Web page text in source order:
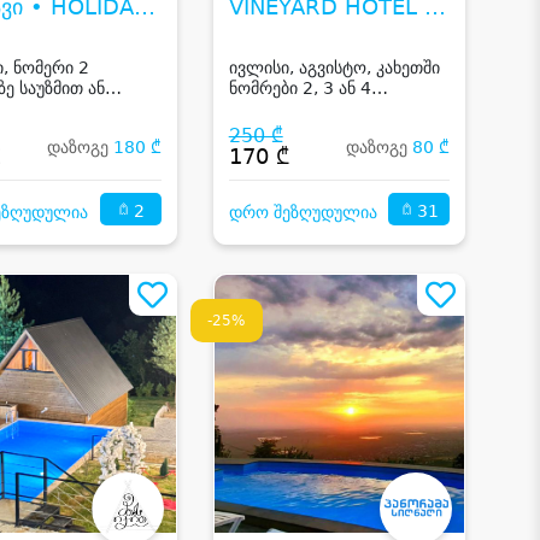
• HOLIDAY
ნომერი 2
საუზმით ან
და რესტორნის
დაზოგე 180 ₾
2
VINEYARD HOTEL &
ივლისი, აგვისტო, კახეთში
ნომრები 2, 3 ან 4
და ღია აუზით
250 ₾
170 ₾ დაზოგე 80 ₾
დრო შეზღუდულია 31
-25%